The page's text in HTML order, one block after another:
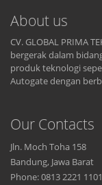
About us
CV. GLOBAL PRIMA
bergerak dalam
produk teknologi
Autogate dengan
Our Contacts
Jln. Moch Toha 158
Bandung, Jawa Barat
Phone: 0813 2221 1101